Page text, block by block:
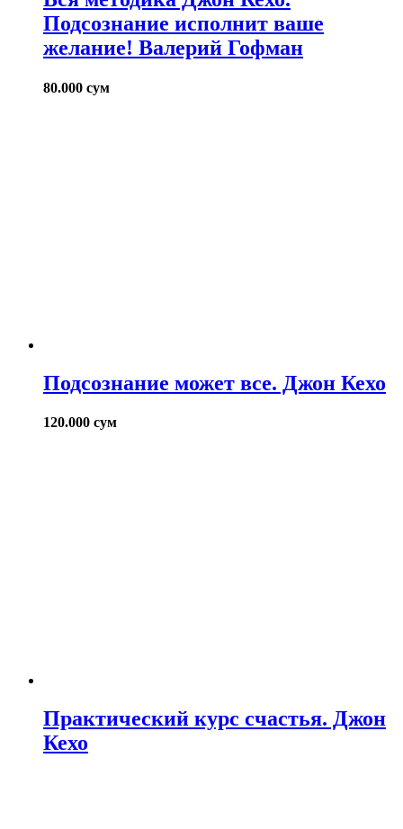
Подсознание исполнит ваше
желание! Валерий Гофман
80.000 сум
Подсознание может все. Джон Кехо
120.000 сум
Практический курс счастья. Джон
Кехо